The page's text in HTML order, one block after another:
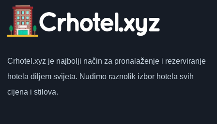
Crhotel.xyz je najbolji način za pronalaženje i rezerviranje
hotela diljem svijeta. Nudimo raznolik izbor hotela svih
cijena i stilova.